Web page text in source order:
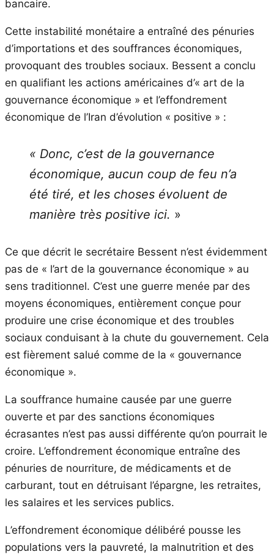
bancaire.
Cette instabilité monétaire a entraîné des pénuries
d’importations et des souffrances économiques,
provoquant des troubles sociaux. Bessent a conclu
en qualifiant les actions américaines d’« art de la
gouvernance économique » et l’effondrement
économique de l’Iran d’évolution « positive » :
« Donc, c’est de la gouvernance
économique, aucun coup de feu n’a
été tiré, et les choses évoluent de
manière très positive ici. »
Ce que décrit le secrétaire Bessent n’est évidemment
pas de « l’art de la gouvernance économique » au
sens traditionnel. C’est une guerre menée par des
moyens économiques, entièrement conçue pour
produire une crise économique et des troubles
sociaux conduisant à la chute du gouvernement. Cela
est fièrement salué comme de la « gouvernance
économique ».
La souffrance humaine causée par une guerre
ouverte et par des sanctions économiques
écrasantes n’est pas aussi différente qu’on pourrait le
croire. L’effondrement économique entraîne des
pénuries de nourriture, de médicaments et de
carburant, tout en détruisant l’épargne, les retraites,
les salaires et les services publics.
L’effondrement économique délibéré pousse les
populations vers la pauvreté, la malnutrition et des